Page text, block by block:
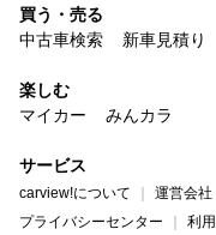
買う・売る
中古車検索
新車見積り
楽しむ
マイカー
みんカラ
サービス
carview!について 運営会社
プライバシーセンター
利